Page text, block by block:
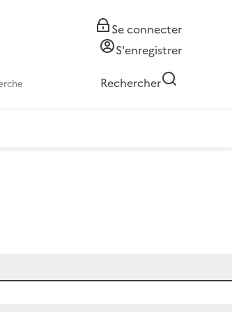
Se connecter
S'enregistrer
Rechercher